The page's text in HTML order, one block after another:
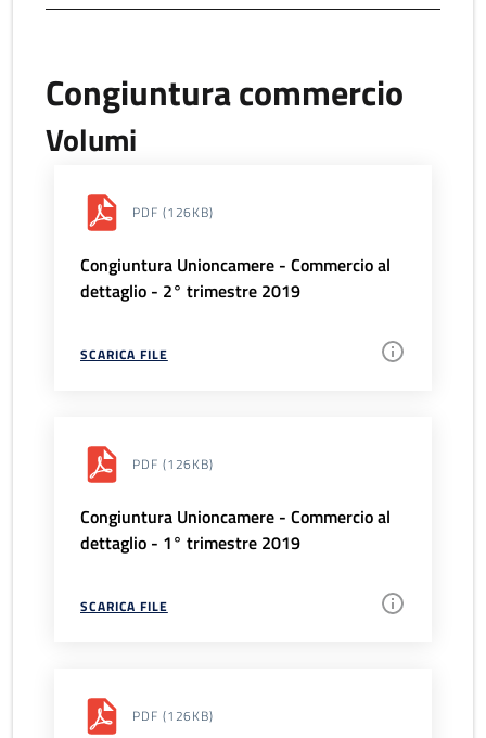
Congiuntura commercio
Volumi
PDF (126KB)
Congiuntura Unioncamere - Commercio al
dettaglio - 2° trimestre 2019
SCARICA FILE
PDF (126KB)
Congiuntura Unioncamere - Commercio al
dettaglio - 1° trimestre 2019
SCARICA FILE
PDF (126KB)